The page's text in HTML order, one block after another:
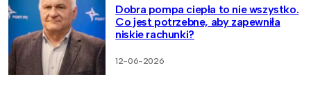
Dobra pompa ciepła to nie wszystko.
Co jest potrzebne, aby zapewniła
niskie rachunki?
12-06-2026